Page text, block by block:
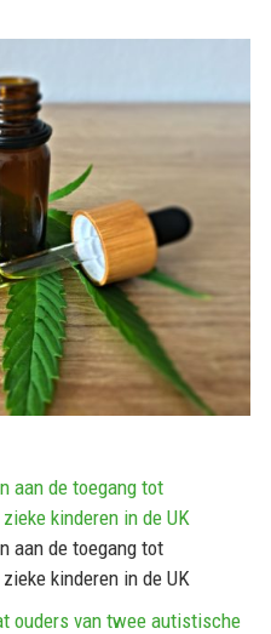
aan de toegang tot
kinderen in de UK
aan de toegang tot
kinderen in de UK
ouders van twee autistische